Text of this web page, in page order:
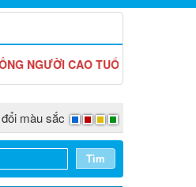
CAO TUỔI VIỆT NAM (06/6/
màu sắc
Tìm